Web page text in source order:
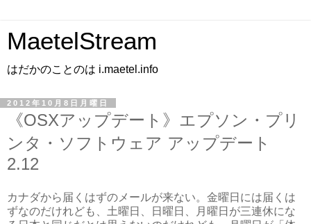
MaetelStream
はだかのことのは i.maetel.info
2012年10月8日月曜日
《OSXアップデート》エプソン・プリ
ンタ・ソフトウェア アップデート
2.12
カナダから届くはずのメールが来ない。金曜日には届くは
ずなのだけれども、土曜日、日曜日、月曜日が三連休にな